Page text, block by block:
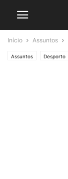
Início Assuntos
Assuntos Desporto